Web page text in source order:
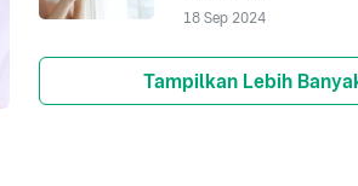
18 Sep 2024
Tampilkan Lebih